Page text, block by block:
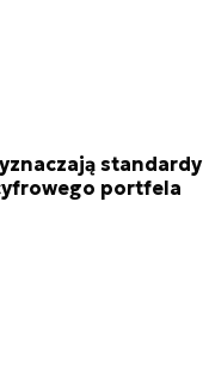
standardy
portfela